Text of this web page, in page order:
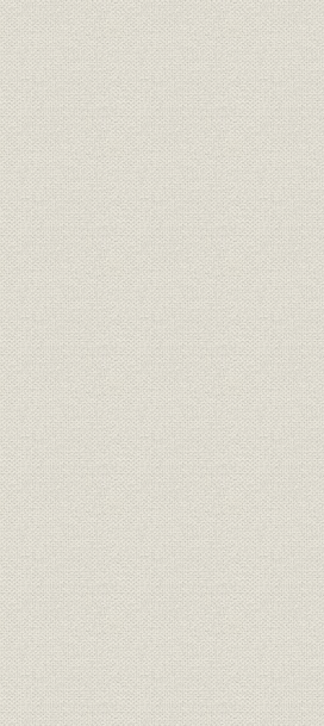
第2節 経営の3本柱の確立と組織の拡
第3節 浚渫埋立事業への進出
第4節 ビル事業の本格化
第5節 宅地造成事業への進出
第6節 資金需要の急増と業績
第3章 霞が関ビルの建設と開発事業の推
第1節 都市化の進展と不動産業界の
第2節 超高層ビルへの挑戦と開発事
第3節 霞が関ビルの建設
第4節 宅地造成事業の本格化
第5節 浚渫埋立事業の本格化
第6節 資金調達と業績
第4章 住宅事業への進出と総合デベロッ
第1節 住宅産業の成長と環境問題
第2節 新規事業への着手と経営組織